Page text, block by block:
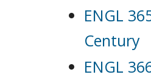
ENGL
Century
ENGL